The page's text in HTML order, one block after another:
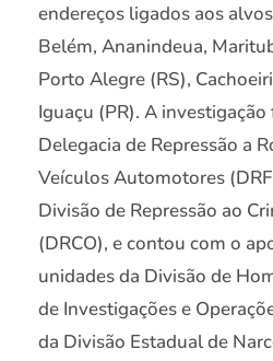
endereços ligados aos
Belém, Ananindeua,
Porto Alegre (RS),
Iguaçu (PR). A
Delegacia de Repressão a
Veículos Automotores
Divisão de Repressão ao
(DRCO), e contou com o
unidades da Divisão de
de Investigações e
da Divisão Estadual de